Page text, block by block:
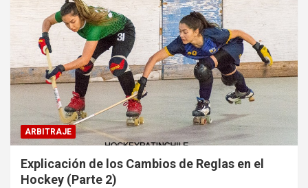
ARBITRAJE
Explicación de los Cambios de Reglas en el
Hockey (Parte 2)